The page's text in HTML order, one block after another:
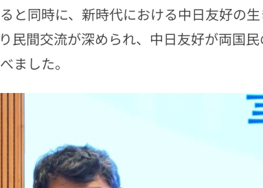
と同時に、新時代における中日友好の
民間交流が深められ、中日友好が両国
ました。